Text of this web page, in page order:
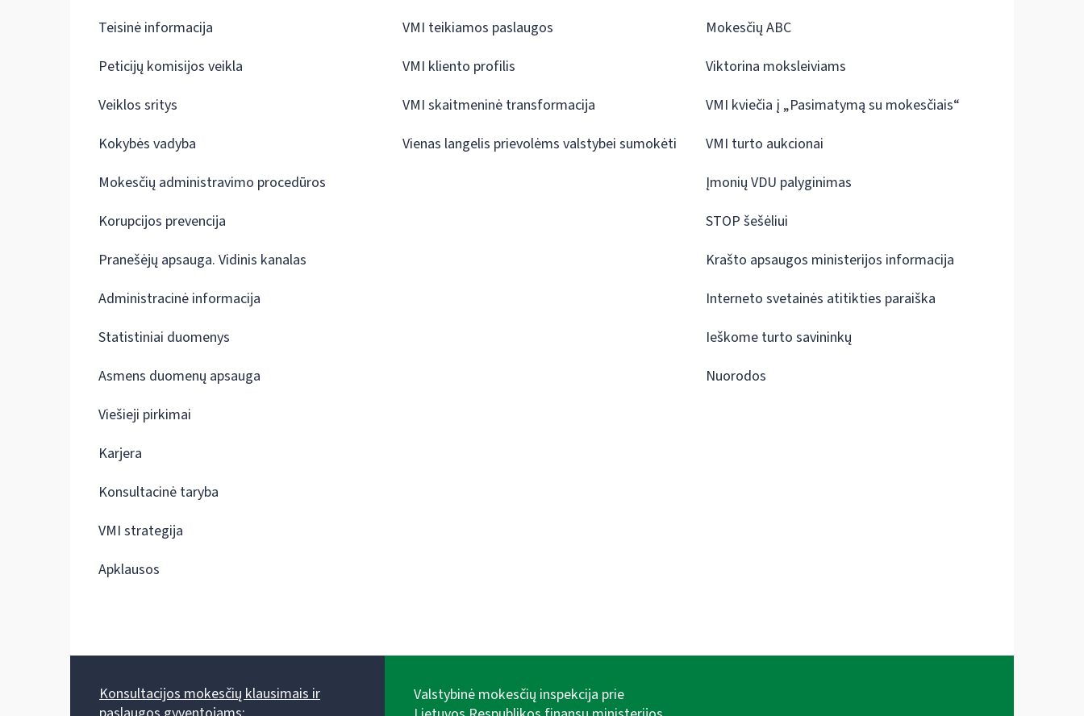
Teisinė informacija
Peticijų komisijos veikla
Veiklos sritys
Kokybės vadyba
Mokesčių administravimo procedūros
Korupcijos prevencija
Pranešėjų apsauga. Vidinis kanalas
Administracinė informacija
Statistiniai duomenys
Asmens duomenų apsauga
Viešieji pirkimai
Karjera
Konsultacinė taryba
VMI strategija
Apklausos
VMI teikiamos paslaugos
VMI kliento profilis
VMI skaitmeninė transformacija
Vienas langelis prievolėms valstybei sumokėti
Mokesčių ABC
Viktorina moksleiviams
VMI kviečia į „Pasimatymą su mokesčiais“
VMI turto aukcionai
Įmonių VDU palyginimas
STOP šešėliui
Krašto apsaugos ministerijos informacija
Interneto svetainės atitikties paraiška
Ieškome turto savininkų
Nuorodos
Konsultacijos mokesčių klausimais ir
Valstybinė mokesčių inspekcija prie